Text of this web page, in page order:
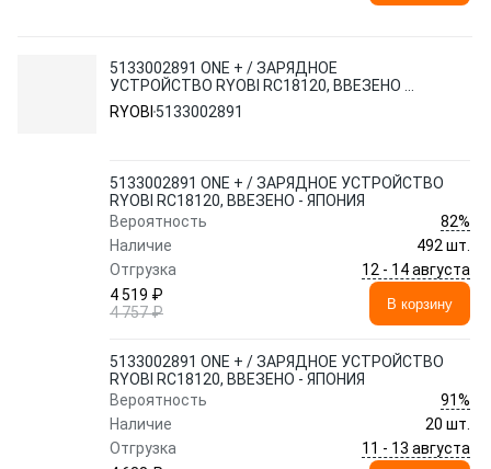
5133002891 ONE + / ЗАРЯДНОЕ
УСТРОЙСТВО RYOBI RC18120, ВВЕЗЕНО -
ЯПОНИЯ
RYOBI 5133002891
5133002891 ONE + / ЗАРЯДНОЕ УСТРОЙСТВО
RYOBI RC18120, ВВЕЗЕНО - ЯПОНИЯ
Вероятность
82%
Наличие
492 шт.
Отгрузка
12 - 14 августа
4 519 ₽
4 757 ₽
В корзину
5133002891 ONE + / ЗАРЯДНОЕ УСТРОЙСТВО
RYOBI RC18120, ВВЕЗЕНО - ЯПОНИЯ
Вероятность
91%
Наличие
20 шт.
Отгрузка
11 - 13 августа